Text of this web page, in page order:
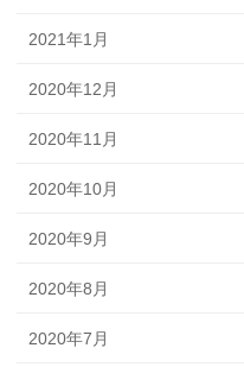
2021年1月
2020年12月
2020年11月
2020年10月
2020年9月
2020年8月
2020年7月